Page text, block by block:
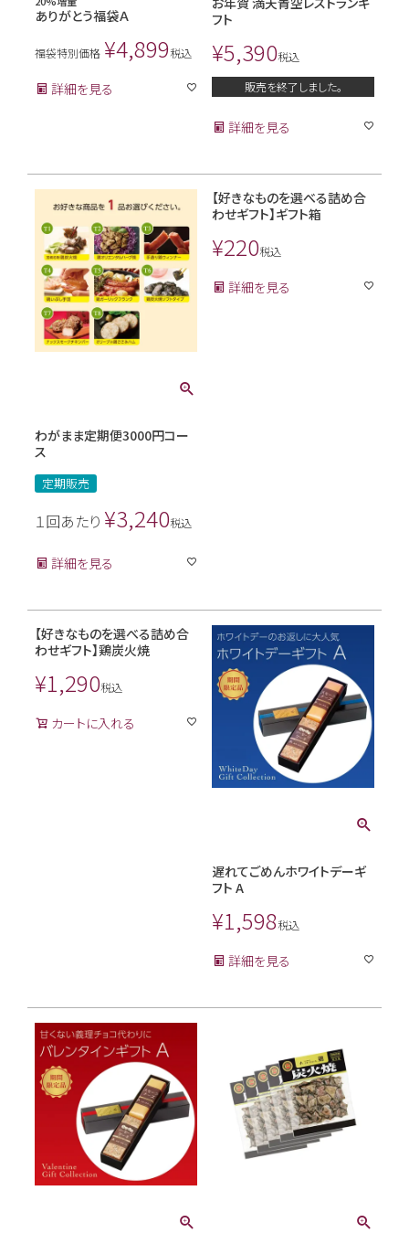
ありがとう福袋Ａ
福袋特別価格 ¥4,899税込
詳細を見る
フト
¥5,390税込
販売を終了しました。
詳細を見る
わがまま定期便3000円コー
ス
定期販売
１回あたり ¥3,240税込
詳細を見る
【好きなものを選べる詰め合
わせギフト】ギフト箱
¥220税込
詳細を見る
【好きなものを選べる詰め合
わせギフト】鶏炭火焼
¥1,290税込
カートに入れる
遅れてごめんホワイトデーギ
フト A
¥1,598税込
詳細を見る